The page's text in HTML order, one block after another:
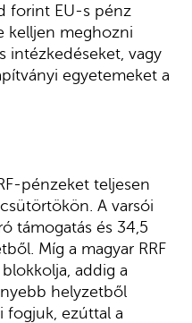
forint EU-s pénz
kelljen meghozni
intézkedéseket, vagy
egyetemeket a
pénzeket teljesen
A varsói
támogatás és 34,5
Míg a magyar RRF
addig a
helyzetből
fogjuk, ezúttal a